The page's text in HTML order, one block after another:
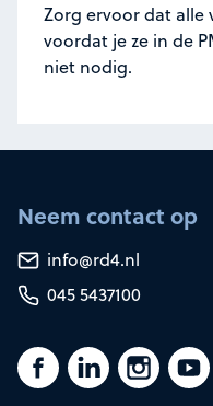
Zorg ervoor dat alle
voordat je ze in de
niet nodig.
Neem contact op
info@rd4.nl
045 5437100